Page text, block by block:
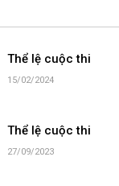
Thể lệ cuộc thi
15/02/2024
Thể lệ cuộc thi
27/09/2023